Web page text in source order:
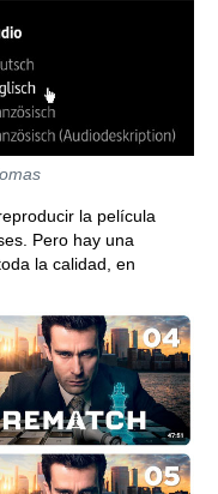
la película
Pero hay una
la calidad, en